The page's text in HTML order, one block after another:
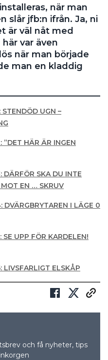
när man
slår jfb:n ifrån. Ja, ni
är väl nåt med
var även
när man började
man en kladdig
STENDÖD UGN –
”DET HÄR ÄR INGEN
DÄRFÖR SKA DU INTE
MOT EN … SKRUV
DVÄRGBRYTAREN I LÄGE 0
UPP FÖR KARDELEN!
LIVSFARLIGT ELSKÅP
och få nyheter, tips